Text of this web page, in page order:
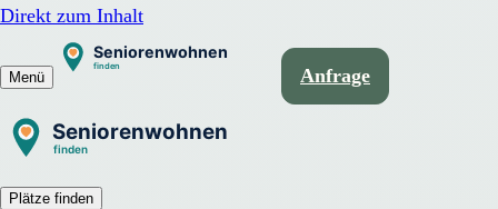
Direkt zum Inhalt
Menü Anfrage
Plätze finden